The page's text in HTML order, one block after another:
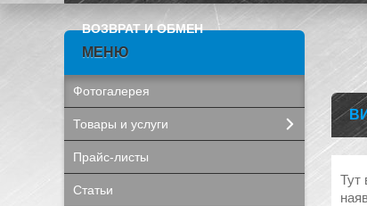
ВОЗВРАТ И ОБМЕН
Тут
Фотогалерея
Товары и услуги
Прайс-листы
Статьи